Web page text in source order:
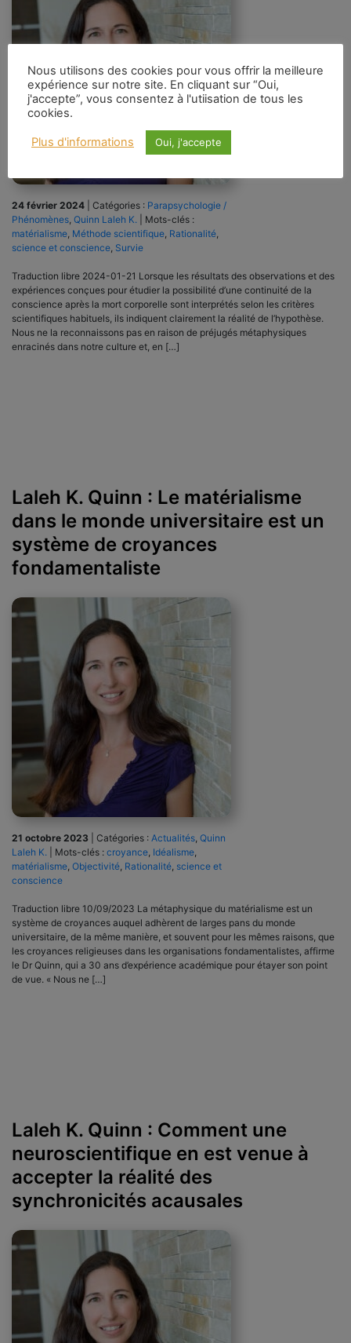
24 février 2024 Catégories : Parapsychologie /
Phénomènes Quinn Laleh K.
Mots-clés :
matérialisme Méthode scientifique Rationalité
science et conscience Survie
Traduction libre 2024-01-21 Lorsque les résultats des observations et des
expériences conçues pour étudier la possibilité d’une continuité de la
conscience après la mort corporelle sont interprétés selon les critères
scientifiques habituels, ils indiquent clairement la réalité de l’hypothèse.
Nous ne la reconnaissons pas en raison de préjugés métaphysiques
enracinés dans notre culture et, en […]
Laleh K. Quinn : Le matérialisme
dans le monde universitaire est un
système de croyances
fondamentaliste
21 octobre 2023 Catégories : Actualités Quinn
Laleh K.
Mots-clés : croyance Idéalisme
matérialisme Objectivité Rationalité science et
conscience
Traduction libre 10/09/2023 La métaphysique du matérialisme est un
système de croyances auquel adhèrent de larges pans du monde
universitaire, de la même manière, et souvent pour les mêmes raisons, que
les croyances religieuses dans les organisations fondamentalistes, affirme
le Dr Quinn, qui a 30 ans d’expérience académique pour étayer son point
de vue. « Nous ne […]
Laleh K. Quinn : Comment une
neuroscientifique en est venue à
accepter la réalité des
synchronicités acausales
Nous utilisons des cookies pour vous offrir la meilleure
expérience sur notre site. En cliquant sur “Oui,
j'accepte”, vous consentez à l'utiisation de tous les
cookies.
Plus d'informations Oui, j'accepte